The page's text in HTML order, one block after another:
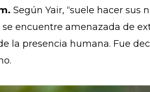
Según Yair, “suele hacer sus
encuentre amenazada de
la presencia humana. Fue